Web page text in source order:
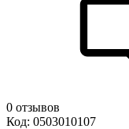
0 отзывов
Код: 0503010107